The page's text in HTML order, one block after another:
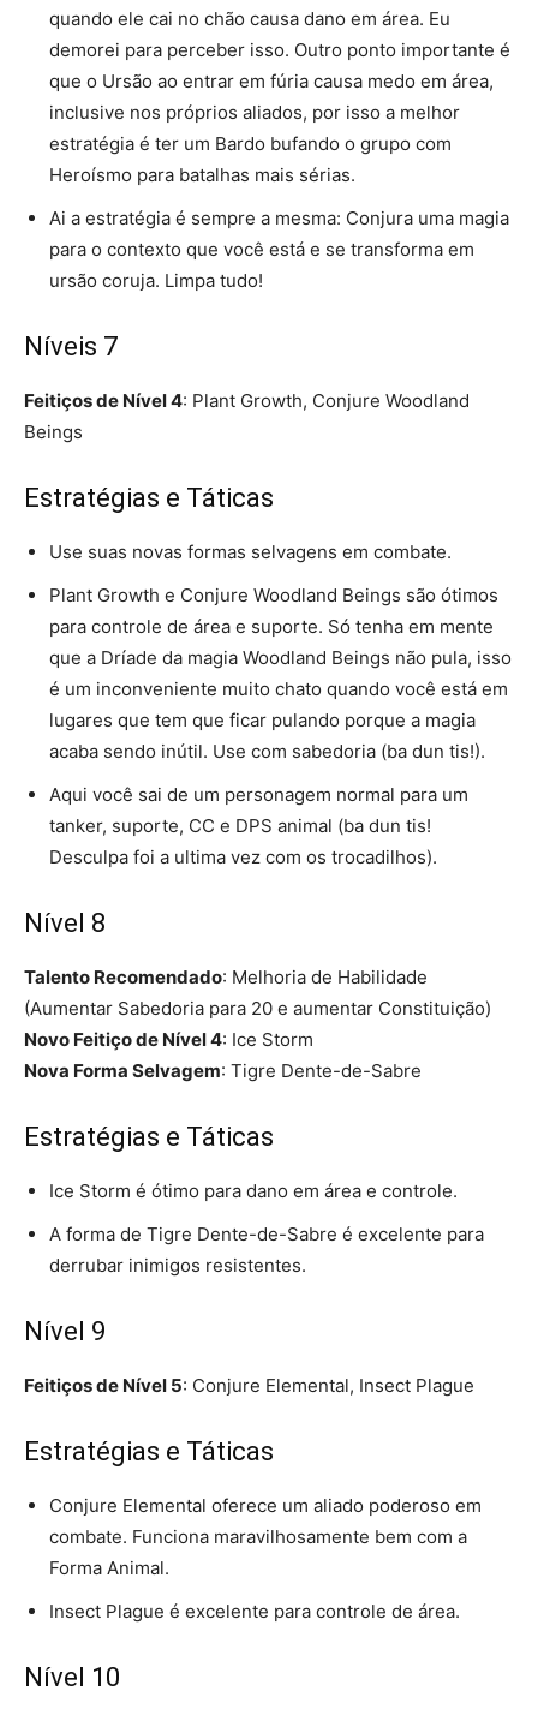
quando ele cai no chão causa dano em área. Eu
demorei para perceber isso. Outro ponto importante é
que o Ursão ao entrar em fúria causa medo em área,
inclusive nos próprios aliados, por isso a melhor
estratégia é ter um Bardo bufando o grupo com
Heroísmo para batalhas mais sérias.
Ai a estratégia é sempre a mesma: Conjura uma magia
para o contexto que você está e se transforma em
ursão coruja. Limpa tudo!
Níveis 7
Feitiços de Nível 4: Plant Growth, Conjure Woodland
Beings
Estratégias e Táticas
Use suas novas formas selvagens em combate.
Plant Growth e Conjure Woodland Beings são ótimos
para controle de área e suporte. Só tenha em mente
que a Dríade da magia Woodland Beings não pula, isso
é um inconveniente muito chato quando você está em
lugares que tem que ficar pulando porque a magia
acaba sendo inútil. Use com sabedoria (ba dun tis!).
Aqui você sai de um personagem normal para um
tanker, suporte, CC e DPS animal (ba dun tis!
Desculpa foi a ultima vez com os trocadilhos).
Nível 8
Talento Recomendado: Melhoria de Habilidade
(Aumentar Sabedoria para 20 e aumentar Constituição)
Novo Feitiço de Nível 4: Ice Storm
Nova Forma Selvagem: Tigre Dente-de-Sabre
Estratégias e Táticas
Ice Storm é ótimo para dano em área e controle.
A forma de Tigre Dente-de-Sabre é excelente para
derrubar inimigos resistentes.
Nível 9
Feitiços de Nível 5: Conjure Elemental, Insect Plague
Estratégias e Táticas
Conjure Elemental oferece um aliado poderoso em
combate. Funciona maravilhosamente bem com a
Forma Animal.
Insect Plague é excelente para controle de área.
Nível 10